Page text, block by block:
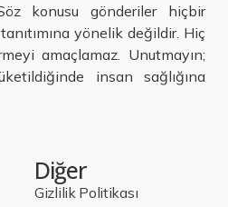
konusu gönderiler hiçbir
yönelik değildir. Hiç
amaçlamaz. Unutmayın;
insan sağlığına
Diğer
Gizlilik Politikası